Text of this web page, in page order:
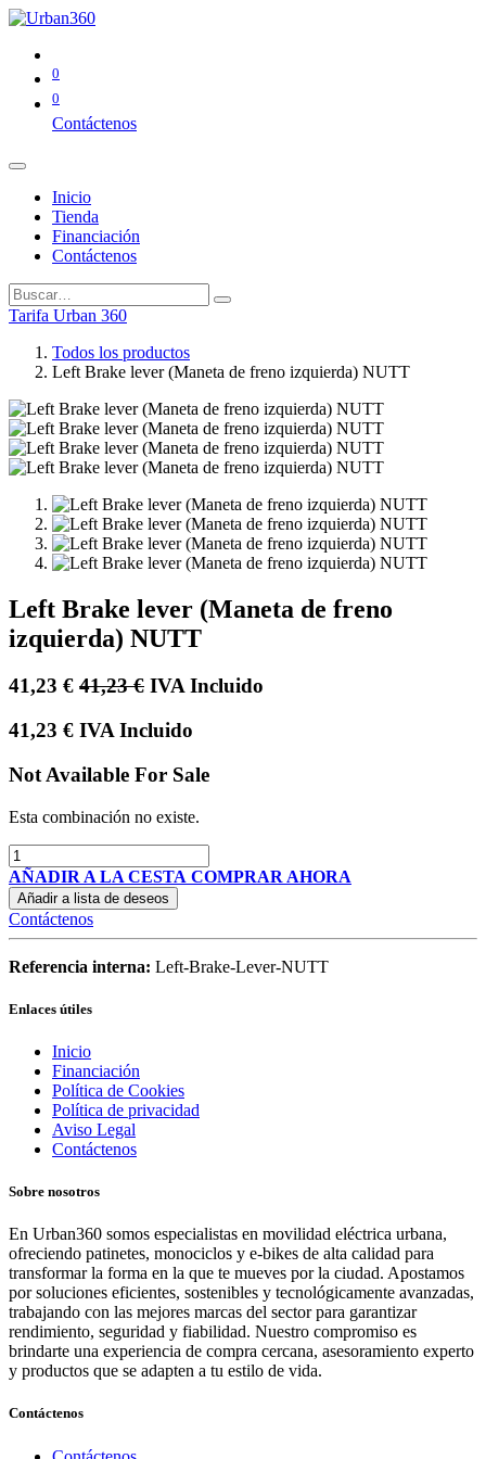
0
0
Contáctenos
Inicio
Tienda
Financiación
Contáctenos
Tarifa Urban 360
Todos los productos
Left Brake lever (Maneta de freno izquierda) NUTT
Left Brake lever (Maneta de freno
izquierda) NUTT
41,23 € 41,23€ IVA Incluido
41,23 € IVA Incluido
Not Available For Sale
Esta combinación no existe.
AÑADIR A LA CESTA COMPRAR AHORA
Añadir a lista de deseos
Contáctenos
Referencia interna: Left-Brake-Lever-NUTT
Enlaces útiles
Inicio
Financiación
Política de Cookies
Política de privacidad
Aviso Legal
Contáctenos
Sobre nosotros
En Urban360 somos especialistas en movilidad eléctrica urbana,
ofreciendo patinetes, monociclos y e-bikes de alta calidad para
transformar la forma en la que te mueves por la ciudad. Apostamos
por soluciones eficientes, sostenibles y tecnológicamente avanzadas,
trabajando con las mejores marcas del sector para garantizar
rendimiento, seguridad y fiabilidad. Nuestro compromiso es
brindarte una experiencia de compra cercana, asesoramiento experto
y productos que se adapten a tu estilo de vida.
Contáctenos